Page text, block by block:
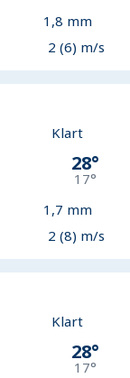
1,8 mm
2 (6) m/s
Klart
28°
17°
1,7 mm
2 (8) m/s
Klart
28°
17°